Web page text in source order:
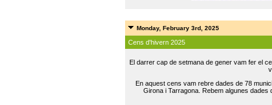
Monday, February 3rd, 2025
Cens d'hivern 2025
El darrer cap de setmana de gener vam fer el
En aquest cens vam rebre dades de 78
Girona i Tarragona. Rebem algunes